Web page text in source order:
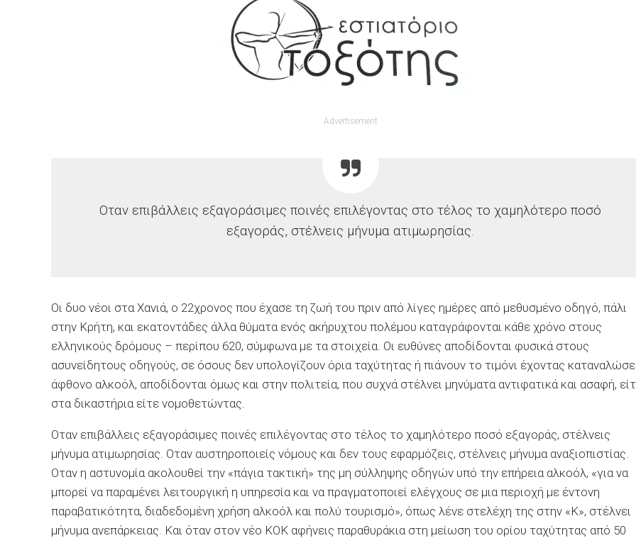
Advertisement
Οταν επιβάλλεις εξαγοράσιμες ποινές επιλέγοντας στο τέλος το χαμηλότερο ποσό
εξαγοράς, στέλνεις μήνυμα ατιμωρησίας.
Οι δυο νέοι στα Χανιά, ο 22χρονος που έχασε τη ζωή του πριν από λίγες ημέρες από μεθυσμένο οδηγό, πάλι
στην Κρήτη, και εκατοντάδες άλλα θύματα ενός ακήρυχτου πολέμου καταγράφονται κάθε χρόνο στους
ελληνικούς δρόμους – περίπου 620, σύμφωνα με τα στοιχεία. Οι ευθύνες αποδίδονται φυσικά στους
ασυνείδητους οδηγούς, σε όσους δεν υπολογίζουν όρια ταχύτητας ή πιάνουν το τιμόνι έχοντας
άφθονο αλκοόλ, αποδίδονται όμως και στην πολιτεία, που συχνά στέλνει μηνύματα αντιφατικά και ασαφή,
στα δικαστήρια είτε νομοθετώντας.
Οταν επιβάλλεις εξαγοράσιμες ποινές επιλέγοντας στο τέλος το χαμηλότερο ποσό εξαγοράς, στέλνεις
μήνυμα ατιμωρησίας. Οταν αυστηροποιείς νόμους και δεν τους εφαρμόζεις, στέλνεις μήνυμα αναξιοπιστίας.
Οταν η αστυνομία ακολουθεί την «πάγια τακτική» της μη σύλληψης οδηγών υπό την επήρεια αλκοόλ, «για να
μπορεί να παραμένει λειτουργική η υπηρεσία και να πραγματοποιεί ελέγχους σε μια περιοχή με έντονη
παραβατικότητα, διαδεδομένη χρήση αλκοόλ και πολύ τουρισμό», όπως λένε στελέχη της στην «Κ», στέλνει
μήνυμα ανεπάρκειας. Και όταν στον νέο ΚΟΚ αφήνεις παραθυράκια στη μείωση του ορίου ταχύτητας από 50